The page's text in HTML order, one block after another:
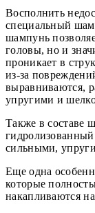
Восполнить
специальный
шампунь
головы, но и
проникает в
из-за
выравниваются,
упругими и
Также в составе
сильными,
Еще одна
которые
накапливаются